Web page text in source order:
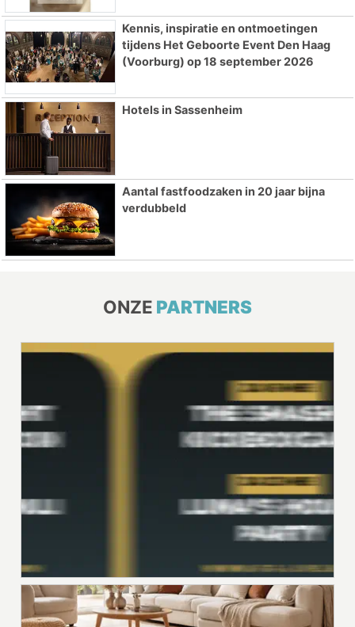
Kennis, inspiratie en ontmoetingen
tijdens Het Geboorte Event Den Haag
(Voorburg) op 18 september 2026
Hotels in Sassenheim
Aantal fastfoodzaken in 20 jaar bijna
verdubbeld
ONZE PARTNERS